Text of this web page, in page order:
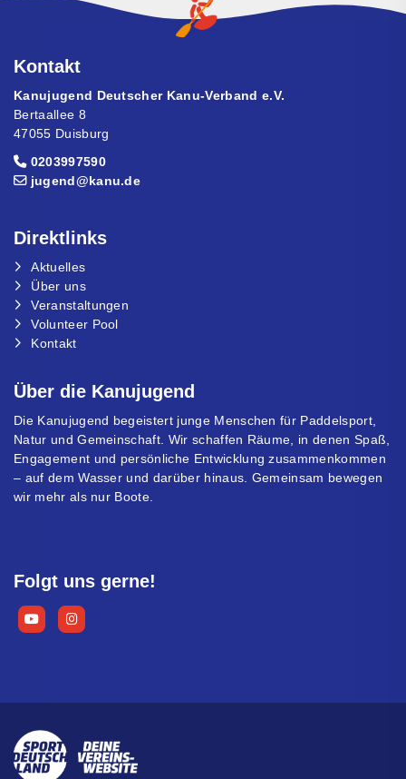
Kontakt
Kanujugend Deutscher Kanu-Verband e.V.
Bertaallee 8
47055 Duisburg
0203997590
jugend@kanu.de
Direktlinks
Aktuelles
Über uns
Veranstaltungen
Volunteer Pool
Kontakt
Über die Kanujugend
Die Kanujugend begeistert junge Menschen für Paddelsport,
Natur und Gemeinschaft. Wir schaffen Räume, in denen Spaß,
Engagement und persönliche Entwicklung zusammenkommen
– auf dem Wasser und darüber hinaus. Gemeinsam bewegen
wir mehr als nur Boote.
Folgt uns gerne!